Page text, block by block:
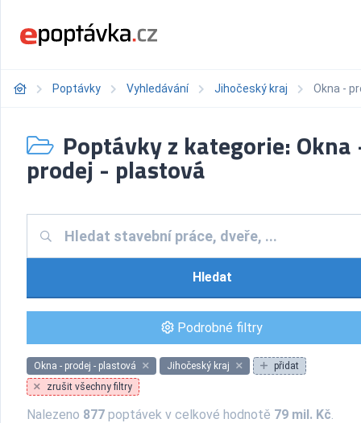
Poptávky Vyhledávání Jihočeský kraj Okna -
Poptávky z kategorie: Okna
prodej - plastová
Hledat
Podrobné filtry
Okna - prodej - plastová Jihočeský kraj
přidat
zrušit všechny filtry
Nalezeno 877 poptávek v celkové hodnotě 79 mil. Kč.